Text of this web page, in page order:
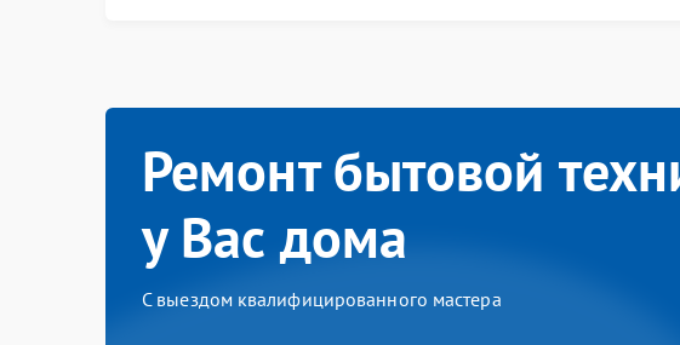
Ремонт бытовой
у Вас дома
С выездом квалифицированного мастера